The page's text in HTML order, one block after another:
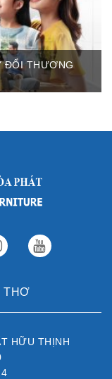
ĐỔI THƯƠNG
THƠ
HỮU THỊNH